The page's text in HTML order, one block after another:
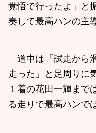
覚悟で行ったよ」と
奏して最高ハンの主
道中は「試走から
走った」と足周りに
１着の花田一輝まで
る走りで最高ハンで